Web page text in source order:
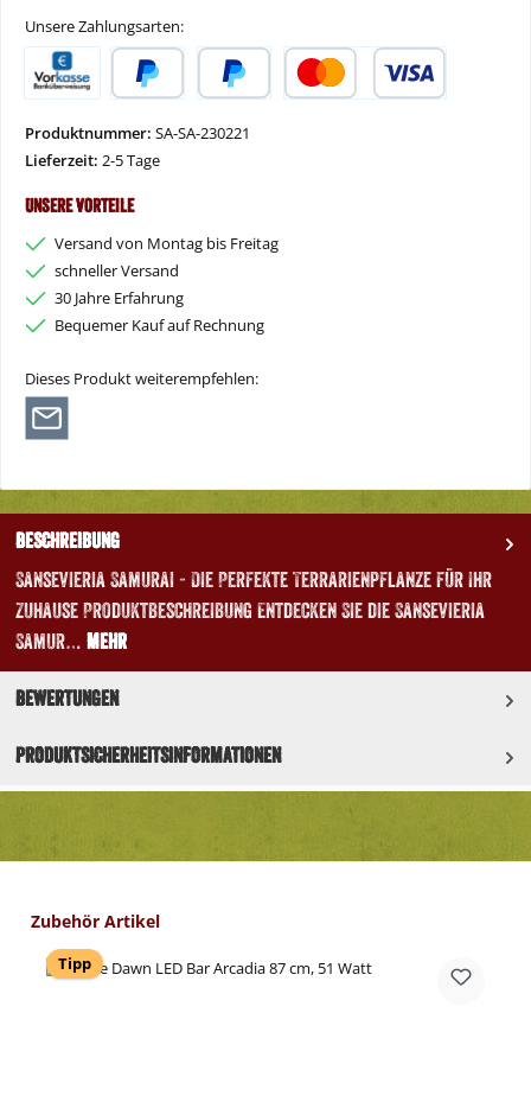
Unsere Zahlungsarten:
Produktnummer: SA-SA-230221
Lieferzeit: 2-5 Tage
Unsere Vorteile
Versand von Montag bis Freitag
schneller Versand
30 Jahre Erfahrung
Bequemer Kauf auf Rechnung
Dieses Produkt weiterempfehlen:
Beschreibung
Sansevieria Samurai - Die Perfekte Terrarienpflanze für Ihr
Zuhause Produktbeschreibung Entdecken Sie die Sansevieria
Samur… Mehr
Bewertungen
Produktsicherheitsinformationen
Produktgalerie überspringen
Zubehör Artikel
Tipp